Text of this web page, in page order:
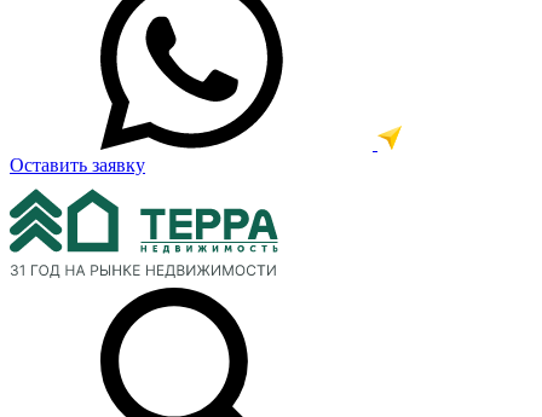
Оставить заявку